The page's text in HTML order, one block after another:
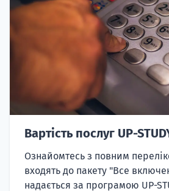
Вартість послуг UP-
Ознайомтесь з повним
входять до пакету "Все
надається за програмою UP-